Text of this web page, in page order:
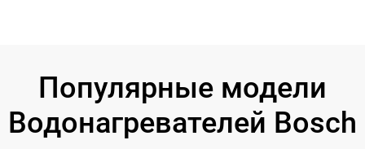
Популярные модели
Водонагревателей Bosch